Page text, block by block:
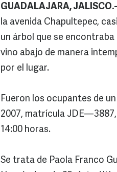
GUADALAJARA, JALISCO.-
la avenida Chapultepec,
un árbol que se
vino abajo de manera
por el lugar.
Fueron los ocupantes de
2007, matrícula
14:00 horas.
Se trata de Paola Franco